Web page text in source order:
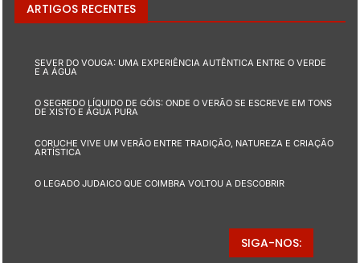
ARTIGOS RECENTES
SEVER DO VOUGA: UMA EXPERIÊNCIA AUTÊNTICA ENTRE O VERDE
E A ÁGUA
O SEGREDO LÍQUIDO DE GÓIS: ONDE O VERÃO SE ESCREVE EM TONS
DE XISTO E ÁGUA PURA
CORUCHE VIVE UM VERÃO ENTRE TRADIÇÃO, NATUREZA E CRIAÇÃO
ARTÍSTICA
O LEGADO JUDAICO QUE COIMBRA VOLTOU A DESCOBRIR
SIGA-NOS: